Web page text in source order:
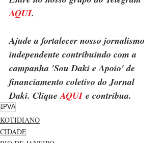
AQUI.
Ajude a fortalecer nosso jornalismo
independente contribuindo com a
campanha 'Sou Daki e Apoio' de
financiamento coletivo do Jornal
Daki. Clique AQUI e contribua.
IPVA
KOTIDIANO
CIDADE